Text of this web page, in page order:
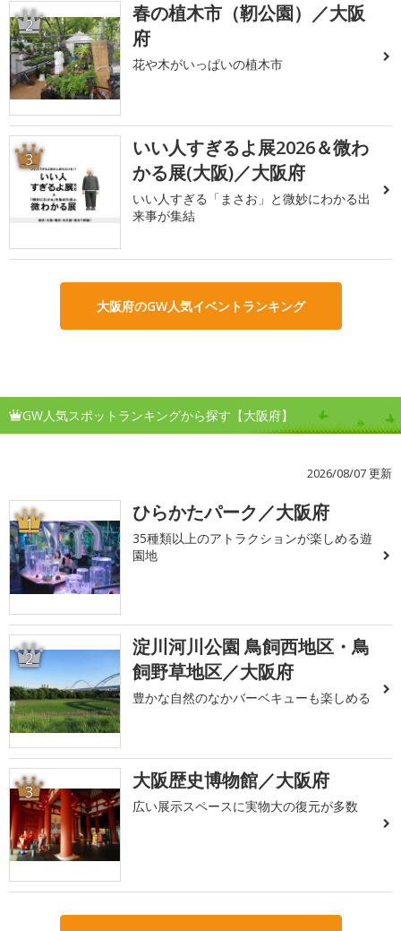
2
春の植木市（靭公園）／大阪
府
花や木がいっぱいの植木市
3
いい人すぎるよ展2026＆微わ
かる展(大阪)／大阪府
いい人すぎる「まさお」と微妙にわかる出
来事が集結
大阪府のGW人気イベントランキング
GW人気スポットランキングから探す【大阪府】
2026/08/07 更新
1 ひらかたパーク／大阪府
35種類以上のアトラクションが楽しめる遊
園地
2
淀川河川公園 鳥飼西地区・鳥
飼野草地区／大阪府
豊かな自然のなかバーベキューも楽しめる
3 大阪歴史博物館／大阪府
広い展示スペースに実物大の復元が多数